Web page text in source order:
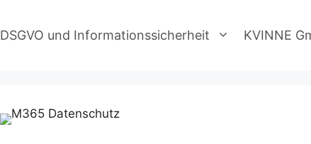
DSGVO und Informationssicherheit KVINNE